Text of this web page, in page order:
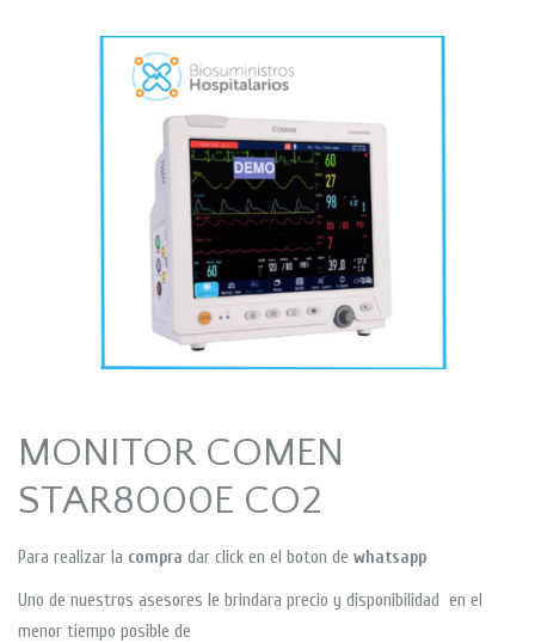
MONITOR COMEN
STAR8000E CO2
Para realizar la compra dar click en el boton de whatsapp
Uno de nuestros asesores le brindara precio y disponibilidad en el
menor tiempo posible de